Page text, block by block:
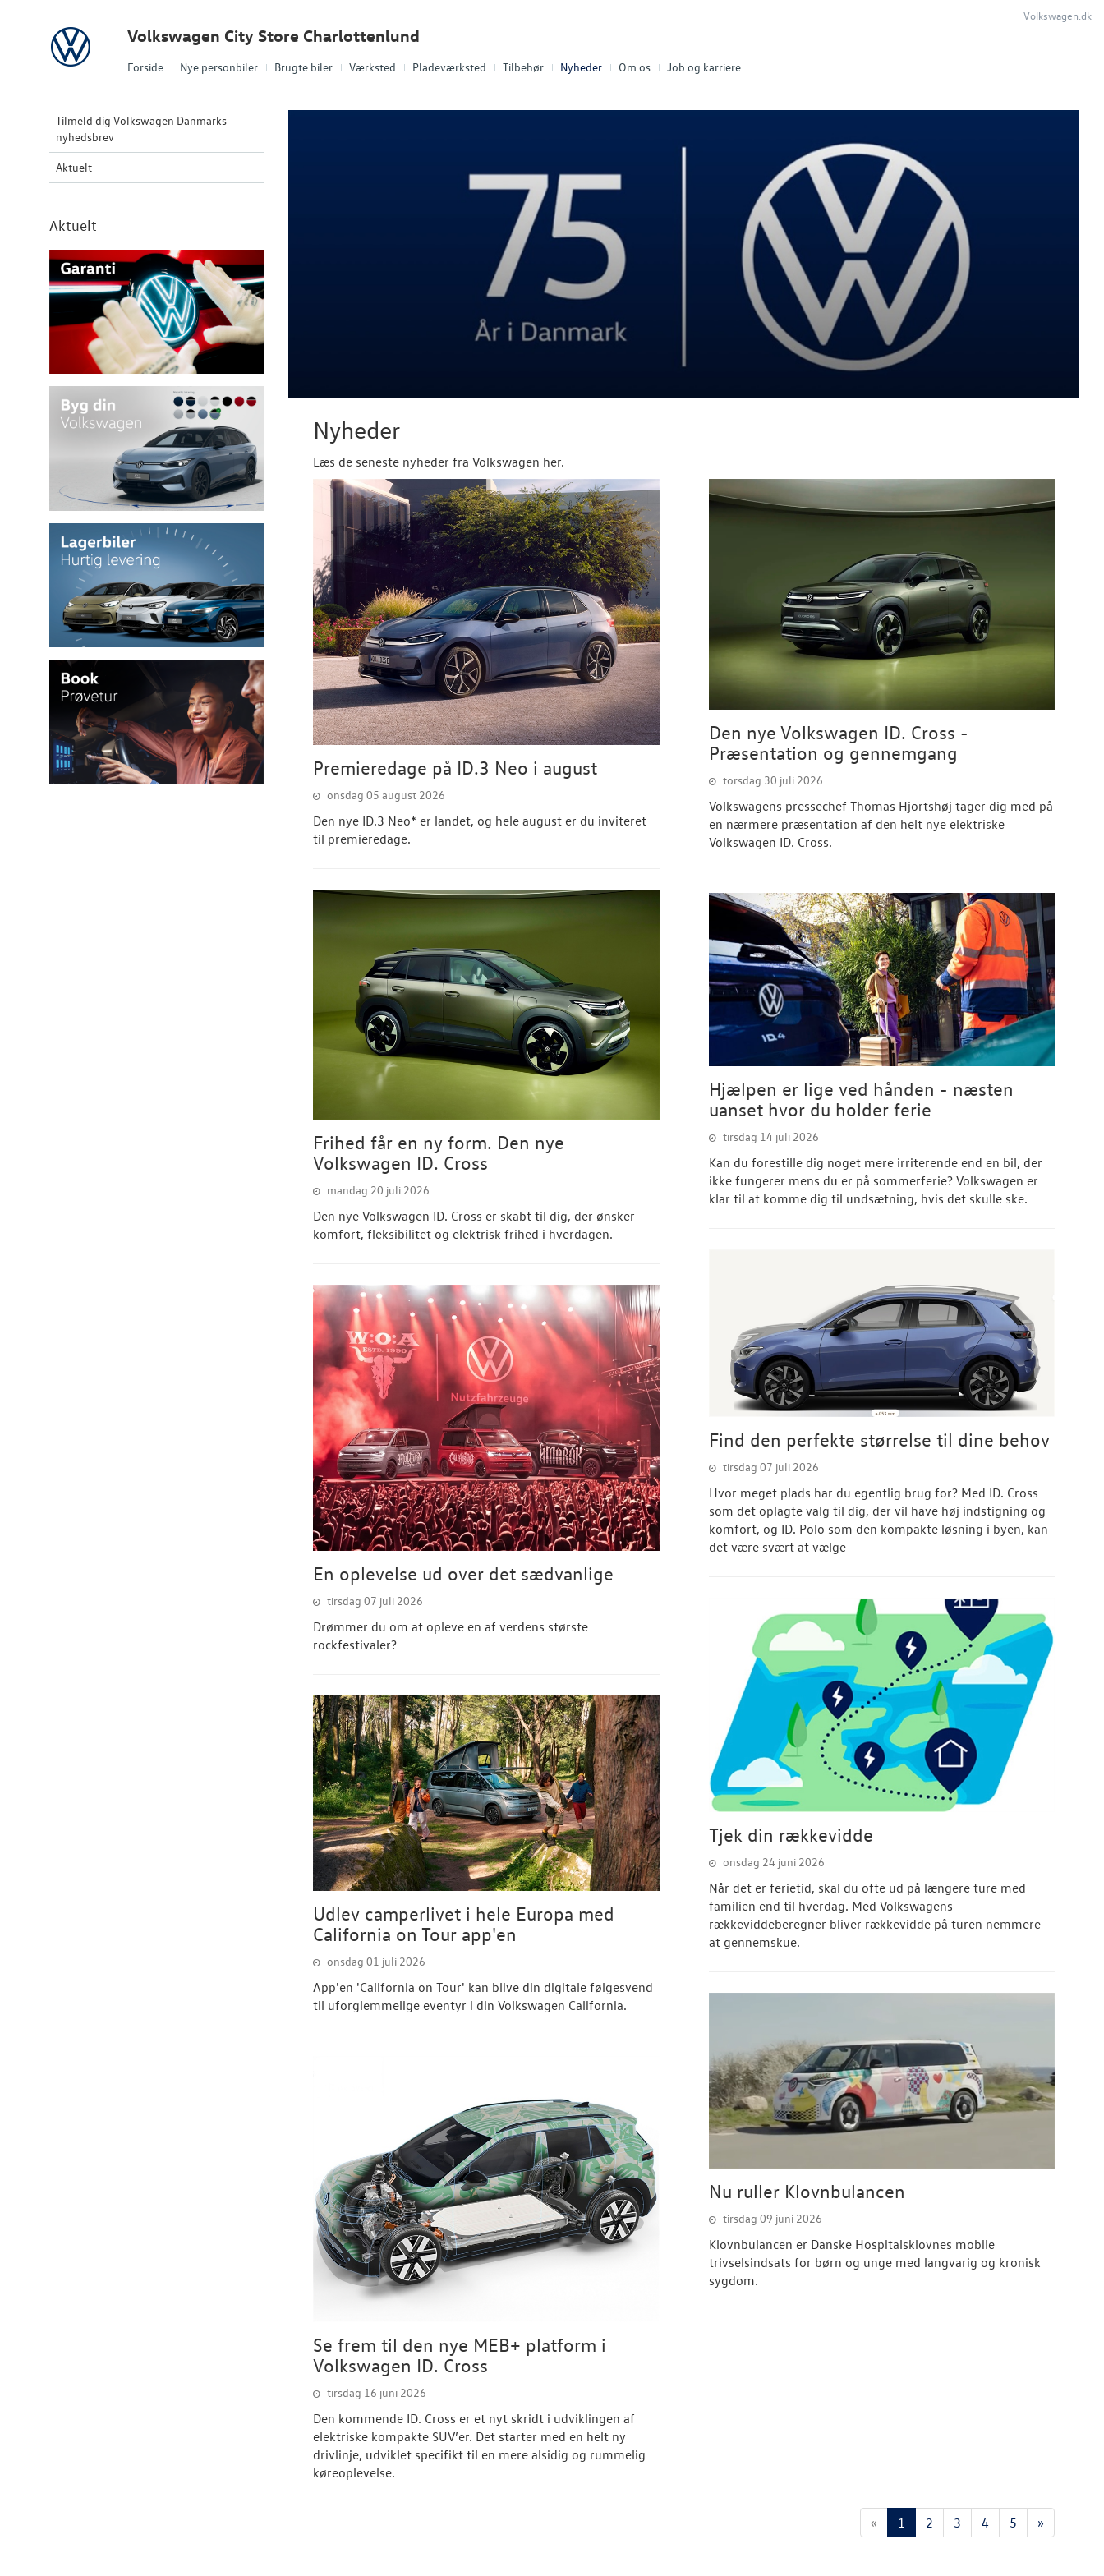
Forside Nye personbiler Brugte biler Værksted Pladeværksted Tilbehør Nyheder Om os Job og karriere
Volkswagen Volkswagen City Store Charlottenlund
Volkswagen.dk
Tilmeld dig Volkswagen Danmarks
nyhedsbrev
Aktuelt
Aktuelt
Nyheder
Læs de seneste nyheder fra Volkswagen her.
Premieredage på ID.3 Neo i august
onsdag 05 august 2026
Den nye ID.3 Neo* er landet, og hele august er du inviteret
til premieredage.
Frihed får en ny form. Den nye
Volkswagen ID. Cross
mandag 20 juli 2026
Den nye Volkswagen ID. Cross er skabt til dig, der ønsker
komfort, fleksibilitet og elektrisk frihed i hverdagen.
En oplevelse ud over det sædvanlige
tirsdag 07 juli 2026
Drømmer du om at opleve en af verdens største
rockfestivaler?
Udlev camperlivet i hele Europa med
California on Tour app'en
onsdag 01 juli 2026
App'en 'California on Tour' kan blive din digitale følgesvend
til uforglemmelige eventyr i din Volkswagen California.
Se frem til den nye MEB+ platform i
Volkswagen ID. Cross
tirsdag 16 juni 2026
Den kommende ID. Cross er et nyt skridt i udviklingen af
elektriske kompakte SUV’er. Det starter med en helt ny
drivlinje, udviklet specifikt til en mere alsidig og rummelig
køreoplevelse.
Den nye Volkswagen ID. Cross -
Præsentation og gennemgang
torsdag 30 juli 2026
Volkswagens pressechef Thomas Hjortshøj tager dig med på
en nærmere præsentation af den helt nye elektriske
Volkswagen ID. Cross.
Hjælpen er lige ved hånden - næsten
uanset hvor du holder ferie
tirsdag 14 juli 2026
Kan du forestille dig noget mere irriterende end en bil, der
ikke fungerer mens du er på sommerferie? Volkswagen er
klar til at komme dig til undsætning, hvis det skulle ske.
Find den perfekte størrelse til dine behov
tirsdag 07 juli 2026
Hvor meget plads har du egentlig brug for? Med ID. Cross
som det oplagte valg til dig, der vil have høj indstigning og
komfort, og ID. Polo som den kompakte løsning i byen, kan
det være svært at vælge
Tjek din rækkevidde
onsdag 24 juni 2026
Når det er ferietid, skal du ofte ud på længere ture med
familien end til hverdag. Med Volkswagens
rækkeviddeberegner bliver rækkevidde på turen nemmere
at gennemskue.
Nu ruller Klovnbulancen
tirsdag 09 juni 2026
Klovnbulancen er Danske Hospitalsklovnes mobile
trivselsindsats for børn og unge med langvarig og kronisk
sygdom.
« 1 2 3 4 5 »